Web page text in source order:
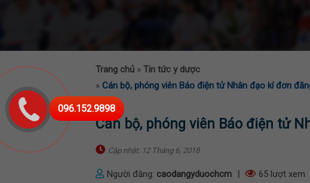
096.152.9898
Trang chủ » Tin tức y dược
» Cán bộ, phóng viên Báo điện tử Nhân đạo kí đơn
Cán bộ, phóng viên Báo điện tử
Cập nhật: 12 Tháng 6, 2018
Người đăng: caodangyduochcm 65 lượt xem